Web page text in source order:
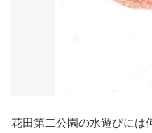
花田第二公園の水遊びには